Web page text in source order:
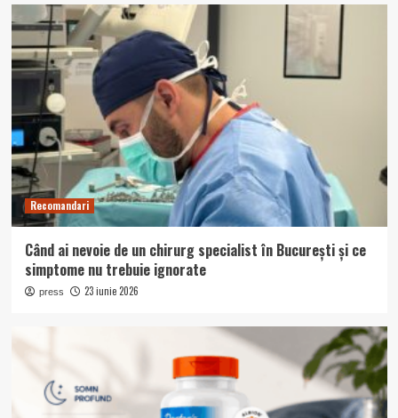
Recomandari
Când ai nevoie de un chirurg specialist în București și ce
simptome nu trebuie ignorate
press 23 iunie 2026